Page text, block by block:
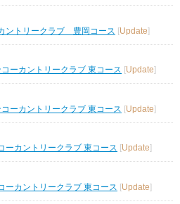
ントリークラブ 豊岡コース [Update]
ーカントリークラブ 東コース [Update]
ーカントリークラブ 東コース [Update]
ーカントリークラブ 東コース [Update]
ーカントリークラブ 東コース [Update]